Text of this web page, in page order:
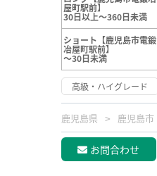
屋町駅前】
30日以上～360日未満
ショート【鹿児島市電鍛
冶屋町駅前】
～30日未満
高級・ハイグレード
鹿児島県 鹿児島市
お問合わせ